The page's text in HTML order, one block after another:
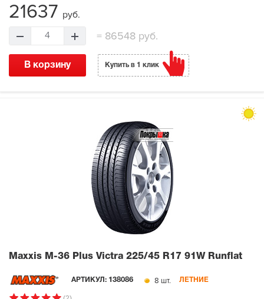
21637 руб.
4 =86548 руб.
В корзину Купить в 1 клик
Maxxis M-36 Plus Victra 225/45 R17 91W Runflat
АРТИКУЛ: 138086 8 шт. ЛЕТНИЕ